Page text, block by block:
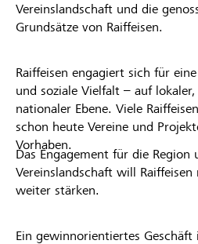
Vereinslandschaft und die
Grundsätze von Raiffeisen.
Raiffeisen engagiert sich für
und soziale Vielfalt – auf
nationaler Ebene. Viele
schon heute Vereine und
Vorhaben.
Das Engagement für die Region
Vereinslandschaft will
weiter stärken.
Ein gewinnorientiertes